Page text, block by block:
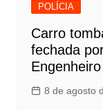
POLÍCIA
Carro
fechada
8 de agosto